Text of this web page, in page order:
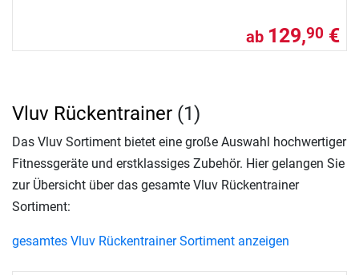
ab 129,90 €
Vluv Rückentrainer (1)
Das Vluv Sortiment bietet eine große Auswahl hochwertiger
Fitnessgeräte und erstklassiges Zubehör. Hier gelangen Sie
zur Übersicht über das gesamte Vluv Rückentrainer
Sortiment:
gesamtes Vluv Rückentrainer Sortiment anzeigen